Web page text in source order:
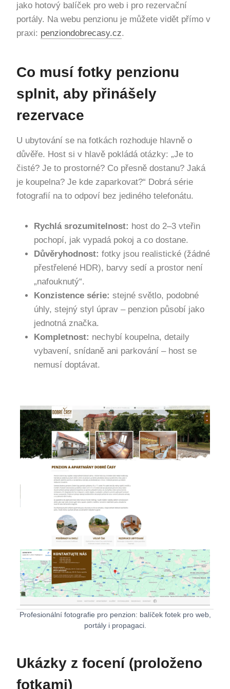
jako hotový balíček pro web i pro rezervační
portály. Na webu penzionu je můžete vidět přímo v
praxi: penziondobrecasy.cz.
Co musí fotky penzionu
splnit, aby přinášely
rezervace
U ubytování se na fotkách rozhoduje hlavně o
důvěře. Host si v hlavě pokládá otázky: „Je to
čisté? Je to prostorné? Co přesně dostanu? Jaká
je koupelna? Je kde zaparkovat?“ Dobrá série
fotografií na to odpoví bez jediného telefonátu.
Rychlá srozumitelnost: host do 2–3 vteřin
pochopí, jak vypadá pokoj a co dostane.
Důvěryhodnost: fotky jsou realistické (žádné
přestřelené HDR), barvy sedí a prostor není
„nafouknutý“.
Konzistence série: stejné světlo, podobné
úhly, stejný styl úprav – penzion působí jako
jednotná značka.
Kompletnost: nechybí koupelna, detaily
vybavení, snídaně ani parkování – host se
nemusí doptávat.
Profesionální fotografie pro penzion: balíček fotek pro web,
portály i propagaci.
Ukázky z focení (proloženo
fotkami)